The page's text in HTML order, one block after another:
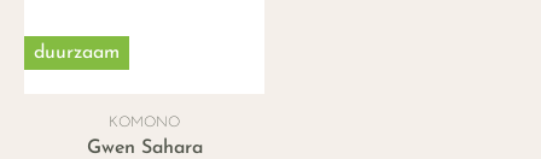
duurzaam
KOMONO
Gwen Sahara